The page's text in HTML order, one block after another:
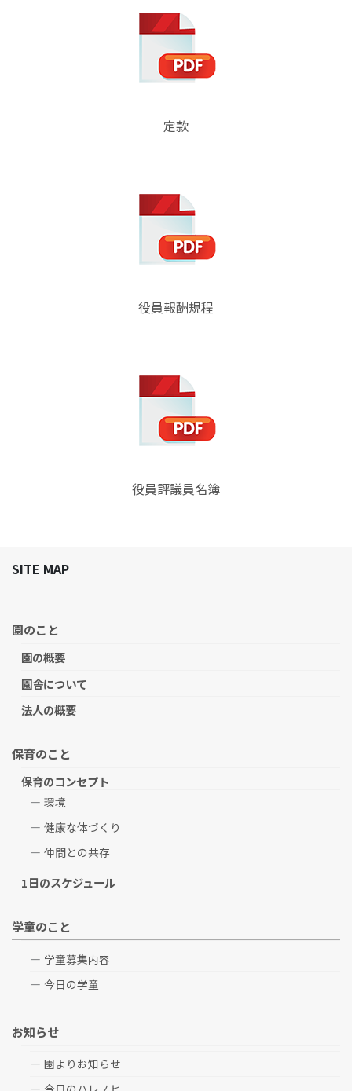
定款
役員報酬規程
役員評議員名簿
SITE MAP
園のこと
園の概要
園舎について
法人の概要
保育のこと
保育のコンセプト
環境
健康な体づくり
仲間との共存
1日のスケジュール
学童のこと
学童募集内容
今日の学童
お知らせ
園よりお知らせ